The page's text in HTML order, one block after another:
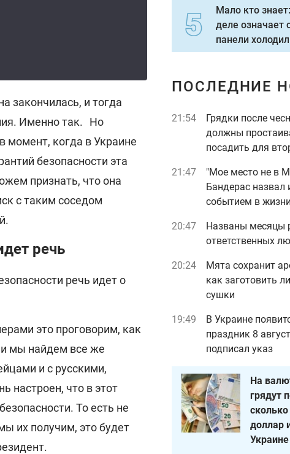
закончилась, и тогда
Именно так. Но
момент, когда в Украине
безопасности эта
признать, что она
с таким соседом
речь
речь идет о
это проговорим, как
мы найдем все же
и с русскими,
настроен, что в этот
То есть не
их получим, это будет
Мало кто
деле означает
панели
ПОСЛЕДНИЕ
21:54
Грядки после
должны
посадить для
21:47
"Мое место не в
Бандерас
событием в жизни
20:47
Названы месяцы
ответственных
20:24
Мята сохранит
как заготовить
сушки
19:49
В Украине
праздник 8
подписал указ
На
грядут
сколько
доллар
Украине